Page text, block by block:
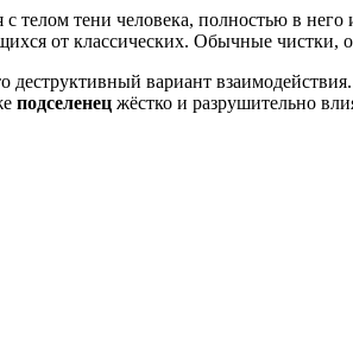
телом тени человека, полностью в
от классических. Обычные чистки,
деструктивный вариант
подселенец жёстко и разрушительно